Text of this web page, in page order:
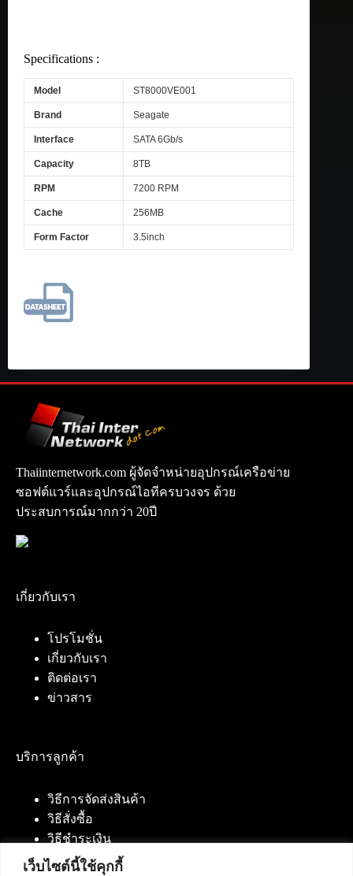
เว็บไซต์นี้ใช้คุกกี้
Specifications :
Model ST8000VE001
Brand Seagate
Interface SATA 6Gb/s
Capacity 8TB
RPM 7200 RPM
Cache 256MB
Form Factor 3.5inch
Thaiinternetwork.com ผู้จัดจำหน่ายอุปกรณ์เครือข่าย
ซอฟต์แวร์และอุปกรณ์ไอทีครบวงจร ด้วย
ประสบการณ์มากกว่า 20ปี
เกี่ยวกับเรา
โปรโมชั่น
เกี่ยวกับเรา
ติดต่อเรา
ข่าวสาร
บริการลูกค้า
วิธีการจัดส่งสินค้า
วิธีสั่งซื้อ
วิธีชำระเงิน